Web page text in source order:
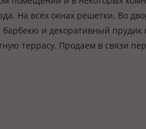
На всех окнах решетки. Во
барбекю и декоративный
террасу. Продаем в связи